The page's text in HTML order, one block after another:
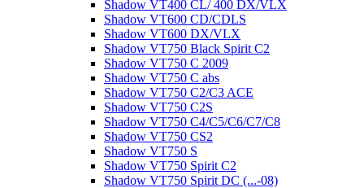
Shadow VT400 CL/ 400 DX/VLX
Shadow VT600 CD/CDLS
Shadow VT600 DX/VLX
Shadow VT750 Black Spirit C2
Shadow VT750 C 2009
Shadow VT750 C abs
Shadow VT750 C2/C3 ACE
Shadow VT750 C2S
Shadow VT750 C4/C5/C6/C7/C8
Shadow VT750 CS2
Shadow VT750 S
Shadow VT750 Spirit C2
Shadow VT750 Spirit DC (...-08)